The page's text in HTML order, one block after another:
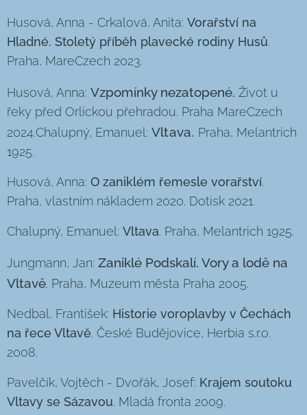
Husová, Anna - Crkalová, Anita: Vorařství na
Hladné. Stoletý příběh plavecké rodiny Husů.
Praha, MareCzech 2023.
Husová, Anna: Vzpomínky nezatopené. Život u
řeky před Orlickou přehradou. Praha MareCzech
2024.Chalupný, Emanuel: Vltava. Praha, Melantrich
1925.
Husová, Anna: O zaniklém řemesle vorařství.
Praha, vlastním nákladem 2020. Dotisk 2021.
Chalupný, Emanuel: Vltava. Praha, Melantrich 1925.
Jungmann, Jan: Zaniklé Podskalí. Vory a lodě na
Vltavě. Praha, Muzeum města Praha 2005.
Nedbal, František: Historie voroplavby v Čechách
na řece Vltavě. České Budějovice, Herbia s.r.o.
2008.
Pavelčík, Vojtěch - Dvořák, Josef: Krajem soutoku
Vltavy se Sázavou. Mladá fronta 2009.